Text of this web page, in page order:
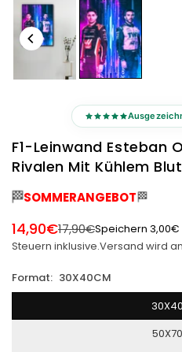
F1-Leinwand Esteban
Rivalen Mit Kühlem Blut
🏁SOMMERANGEBOT🏁
Normaler
Preis
14,90€17,90€Speichern 3,00€
Steuern inklusive.Versand wird
Format: 30X40CM